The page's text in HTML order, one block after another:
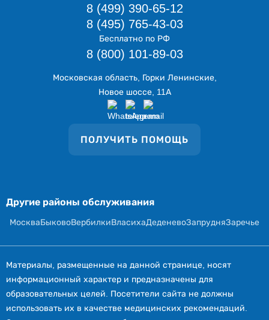
8 (499) 390-65-12
8 (495) 765-43-03
Бесплатно по РФ
8 (800) 101-89-03
ПОЛУЧИТЬ ПОМОЩЬ
Московская область, Горки Ленинские,
Новое шоссе, 11А
Другие районы обслуживания
МоскваБыковоВербилкиВласихаДеденевоЗапрудняЗаречье
Материалы, размещенные на данной странице, носят
информационный характер и предназначены для
образовательных целей. Посетители сайта не должны
использовать их в качестве медицинских рекомендаций.